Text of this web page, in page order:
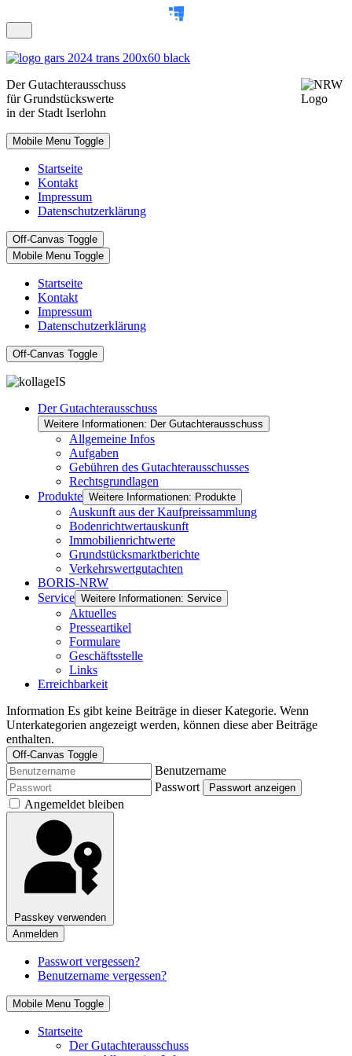
DerGutachterausschuss
für Grundstückswerte
in der Stadt Iserlohn
Mobile Menu Toggle
Startseite
Kontakt
Impressum
Datenschutzerklärung
Off-Canvas Toggle
Mobile Menu Toggle
Startseite
Kontakt
Impressum
Datenschutzerklärung
Off-Canvas Toggle
Der Gutachterausschuss
Weitere Informationen: Der Gutachterausschuss
Allgemeine Infos
Aufgaben
Gebühren des Gutachterausschusses
Rechtsgrundlagen
Produkte Weitere Informationen: Produkte
Auskunft aus der Kaufpreissammlung
Bodenrichtwertauskunft
Immobilienrichtwerte
Grundstücksmarktberichte
Verkehrswertgutachten
BORIS-NRW
Service Weitere Informationen: Service
Aktuelles
Presseartikel
Formulare
Geschäftsstelle
Links
Erreichbarkeit
Information Es gibt keine Beiträge in dieser Kategorie. Wenn
Unterkategorien angezeigt werden, können diese aber Beiträge
enthalten.
Off-Canvas Toggle
Benutzername
Passwort
Passwort anzeigen
Angemeldet bleiben
Passkey verwenden
Anmelden
Passwort vergessen?
Benutzername vergessen?
Mobile Menu Toggle
Startseite
Der Gutachterausschuss